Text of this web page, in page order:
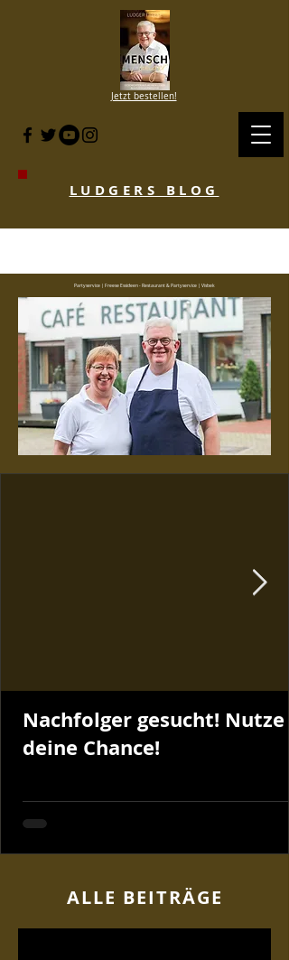
LUDGERS BLOG
Jetzt bestellen!
Partyservice | Freese Essideen - Restaurant & Partyservice | Visbek
Nachfolger gesucht! Nutze
deine Chance!
ALLE BEITRÄGE